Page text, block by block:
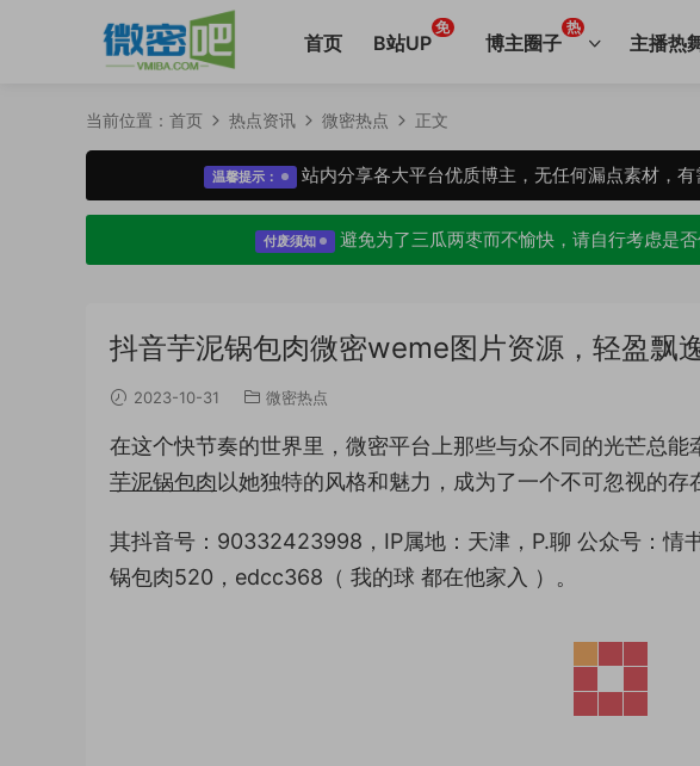
首页 B站UP
免
博主圈子
热
主播热
当前位置： 首页 热点资讯 微密热点 正文
温馨提示： 站内分享各大平台优质博主，无任何漏点素材，
付废须知 避免为了三瓜两枣而不愉快，请自行考虑是
抖音芋泥锅包肉微密weme图片资源，轻盈飘
2023-10-31 微密热点
在这个快节奏的世界里，微密平台上那些与众不同的光芒总能
芋泥锅包肉以她独特的风格和魅力，成为了一个不可忽视的存
其抖音号：90332423998，IP属地：天津，P.聊 公众号：情
锅包肉520，edcc368（ 我的球 都在他家入 ）。